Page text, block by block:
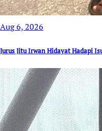
Aug 6, 2026
Jurus Jitu Irwan Hidayat Hadapi